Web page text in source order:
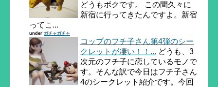
どうもボクです。 この間久々に
新宿に行ってきたんですよ。新宿
ってこ...
under ガチャガチャ
コップのフチ子さん第4弾のシー
クレットが凄い！！... どうも、3
次元のフチ子に恋しているモノで
す。そんな訳で今日はフチ子さん
4のシークレット紹介です。今回